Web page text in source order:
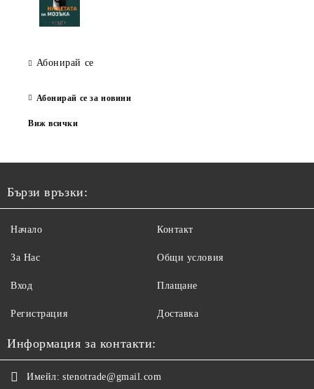
Абонирай се
Абонирай се за новини
Виж всички
Бързи връзки:
Начало
За Нас
Вход
Регистрация
Контакт
Общи условия
Плащане
Доставка
Информация за контакти:
Имейл: stenotrade@gmail.com